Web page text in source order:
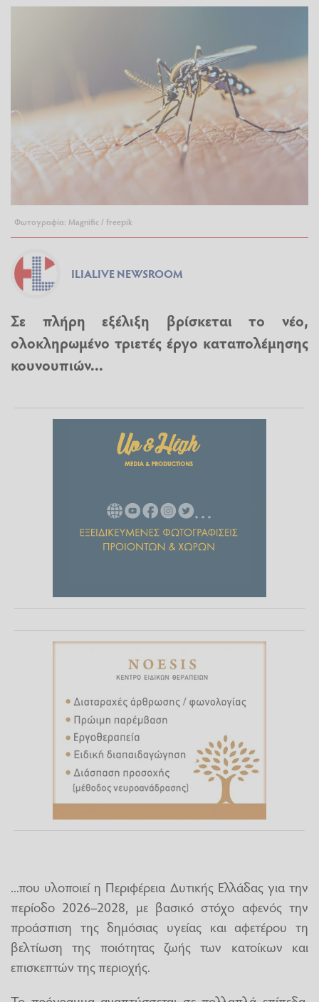
Φωτογραφία: Magnific / freepik
ILIALIVE NEWSROOM
Σε πλήρη εξέλιξη βρίσκεται το νέο,
ολοκληρωμένο τριετές έργο καταπολέμησης
κουνουπιών...
...που υλοποιεί η Περιφέρεια Δυτικής Ελλάδας για την
περίοδο 2026–2028, με βασικό στόχο αφενός την
προάσπιση της δημόσιας υγείας και αφετέρου τη
βελτίωση της ποιότητας ζωής των κατοίκων και
επισκεπτών της περιοχής.